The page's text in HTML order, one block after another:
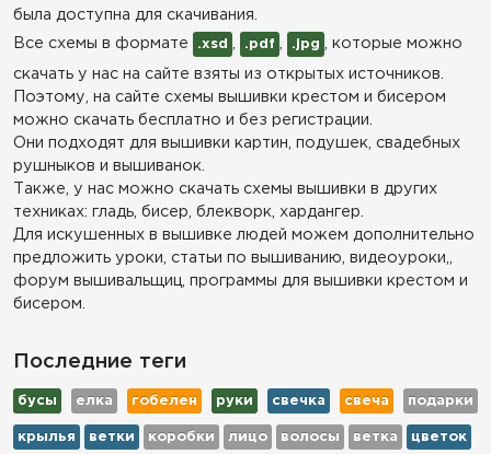
была доступна для скачивания.
Все схемы в формате
.xsd .pdf .jpg , которые можно
скачать у нас на сайте взяты из открытых источников.
Поэтому, на сайте схемы вышивки крестом и бисером
можно скачать бесплатно и без регистрации.
Они подходят для вышивки картин, подушек, свадебных
рушныков и вышиванок.
Также, у нас можно скачать схемы вышивки в других
техниках: гладь, бисер, блекворк, хардангер.
Для искушенных в вышивке людей можем дополнительно
предложить уроки, статьи по вышиванию, видеоуроки,,
форум вышивальщиц, программы для вышивки крестом и
бисером.
Последние теги
бусы елка гобелен руки свечка свеча подарки
крылья ветки коробки лицо волосы ветка цветок